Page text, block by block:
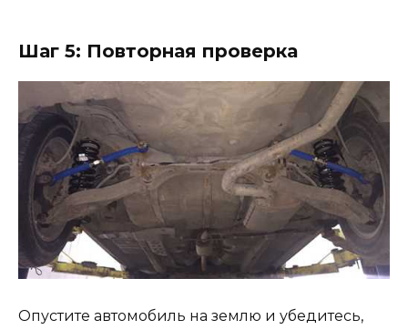
Шаг 5: Повторная проверка
Опустите автомобиль на землю и убедитесь,